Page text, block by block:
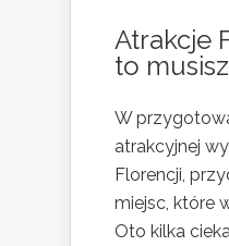
Atrakcje
to
W
atrakcyjnej
Florencji,
miejsc, które
Oto kilka